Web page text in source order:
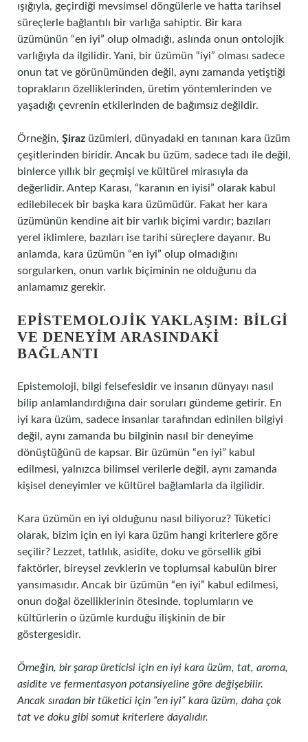
ışığıyla, geçirdiği mevsimsel döngülerle ve hatta tarihsel
süreçlerle bağlantılı bir varlığa sahiptir. Bir kara
üzümünün “en iyi” olup olmadığı, aslında onun ontolojik
varlığıyla da ilgilidir. Yani, bir üzümün “iyi” olması sadece
onun tat ve görünümünden değil, aynı zamanda yetiştiği
toprakların özelliklerinden, üretim yöntemlerinden ve
yaşadığı çevrenin etkilerinden de bağımsız değildir.
Örneğin, Şiraz üzümleri, dünyadaki en tanınan kara üzüm
çeşitlerinden biridir. Ancak bu üzüm, sadece tadı ile değil,
binlerce yıllık bir geçmişi ve kültürel mirasıyla da
değerlidir. Antep Karası, “karanın en iyisi” olarak kabul
edilebilecek bir başka kara üzümüdür. Fakat her kara
üzümünün kendine ait bir varlık biçimi vardır; bazıları
yerel iklimlere, bazıları ise tarihi süreçlere dayanır. Bu
anlamda, kara üzümün “en iyi” olup olmadığını
sorgularken, onun varlık biçiminin ne olduğunu da
anlamamız gerekir.
EPISTEMOLOJIK YAKLAŞIM: BILGI
VE DENEYIM ARASINDAKI
BAĞLANTI
Epistemoloji, bilgi felsefesidir ve insanın dünyayı nasıl
bilip anlamlandırdığına dair soruları gündeme getirir. En
iyi kara üzüm, sadece insanlar tarafından edinilen bilgiyi
değil, aynı zamanda bu bilginin nasıl bir deneyime
dönüştüğünü de kapsar. Bir üzümün “en iyi” kabul
edilmesi, yalnızca bilimsel verilerle değil, aynı zamanda
kişisel deneyimler ve kültürel bağlamlarla da ilgilidir.
Kara üzümün en iyi olduğunu nasıl biliyoruz? Tüketici
olarak, bizim için en iyi kara üzüm hangi kriterlere göre
seçilir? Lezzet, tatlılık, asidite, doku ve görsellik gibi
faktörler, bireysel zevklerin ve toplumsal kabulün birer
yansımasıdır. Ancak bir üzümün “en iyi” kabul edilmesi,
onun doğal özelliklerinin ötesinde, toplumların ve
kültürlerin o üzümle kurduğu ilişkinin de bir
göstergesidir.
Örneğin, bir şarap üreticisi için en iyi kara üzüm, tat, aroma,
asidite ve fermentasyon potansiyeline göre değişebilir.
Ancak sıradan bir tüketici için “en iyi” kara üzüm, daha çok
tat ve doku gibi somut kriterlere dayalıdır.